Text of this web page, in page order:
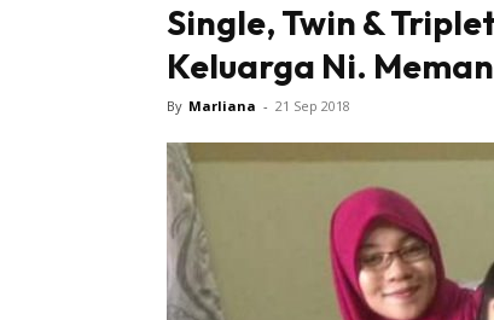
Single, Twin &
Keluarga Ni.
By Marliana - 21 Sep 2018